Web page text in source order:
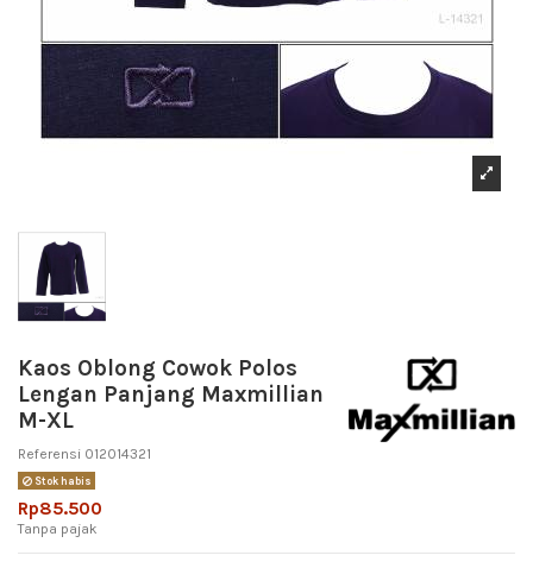
Kaos Oblong Cowok Polos
Lengan Panjang Maxmillian
M-XL
Referensi 012014321
Stok habis
Rp85.500
Tanpa pajak